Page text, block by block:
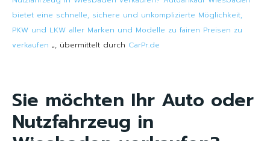
bietet eine schnelle, sichere und unkomplizierte Möglichkeit,
PKW und LKW aller Marken und Modelle zu fairen Preisen zu
verkaufen „, übermittelt durch CarPr.de
Sie möchten Ihr Auto oder
Nutzfahrzeug in